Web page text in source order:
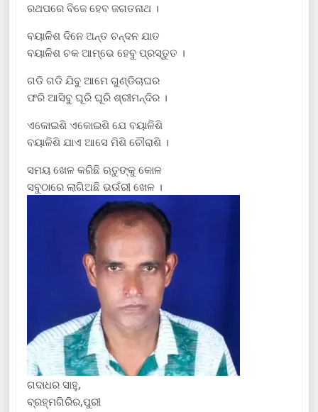
ରଥପରେ ବିଜେ ହେବ ଜଗତନାଥ ।
ବୟାଳିଶ ଦିନେ ଅନ୍ତ ଚନ୍ଦନ ଯାତ
ବୟାଳିଶ ଚକ ଆମ୍ଭେ ହେବୁ ପ୍ରସ୍ତୁତ ।
ଗଡି ଗଡି ଯିବୁ ଆମେ ଗୁଣ୍ଡିଚାଘର
ଫରି ଆସିବୁ ଘୂରି ଘୂରି ଶ୍ରୀମନ୍ଦିର ।
ଏକୋଇଶି ଏକୋଇଶି ଯେ ବୟାଳିଶି
ବୟାଳିଶି ଯାଏ ଆସେ ମିଶି ଚୌରାଶି ।
ସମୟ ଖେଳ କରିଛି ଋତୁଙ୍କୁ କୋଳ
ସବୁଠାରେ ଲାଗିଅଛି ଭଉଁରୀ ଖେଳ ।
ଗଦାଧର ସାହୁ,
ବ୍ରହ୍ମଗିରିର,ପୁରୀ